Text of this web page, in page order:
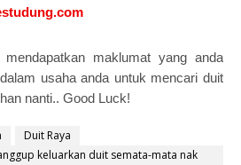
maklumat yang anda
usaha anda untuk mencari duit
nanti.. Good Luck!
Duit Raya
keluarkan duit semata-mata nak